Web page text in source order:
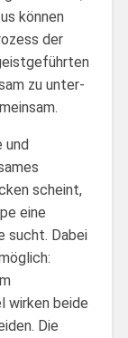
können
der
zu unter-
und
scheint,
eine
sucht. Dabei
wirken beide
Die